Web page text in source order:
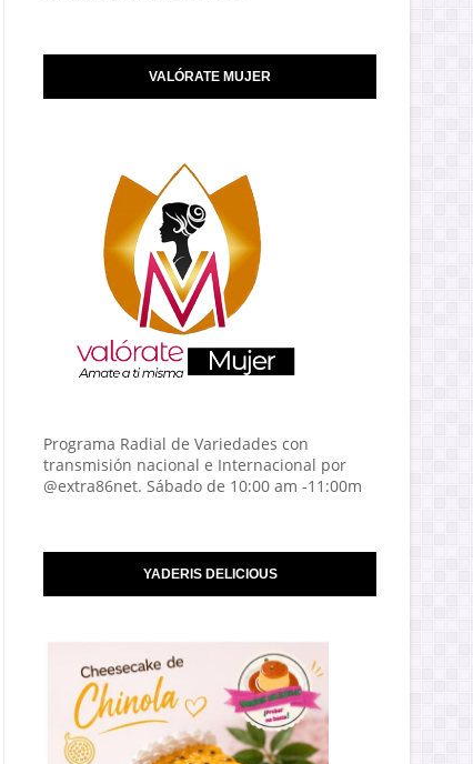
VALÓRATE MUJER
Programa Radial de Variedades con
transmisión nacional e Internacional por
@extra86net. Sábado de 10:00 am -11:00m
YADERIS DELICIOUS